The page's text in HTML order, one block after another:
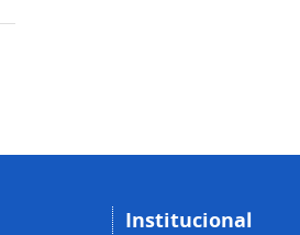
Institucional